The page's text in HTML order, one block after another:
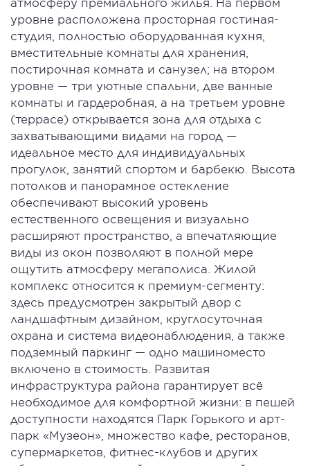
уровне расположена просторная гостиная-
студия, полностью оборудованная кухня,
вместительные комнаты для хранения,
постирочная комната и санузел; на втором
уровне — три уютные спальни, две ванные
комнаты и гардеробная, а на третьем уровне
(террасе) открывается зона для отдыха с
захватывающими видами на город —
идеальное место для индивидуальных
прогулок, занятий спортом и барбекю. Высота
потолков и панорамное остекление
обеспечивают высокий уровень
естественного освещения и визуально
расширяют пространство, а впечатляющие
виды из окон позволяют в полной мере
ощутить атмосферу мегаполиса. Жилой
комплекс относится к премиум-сегменту:
здесь предусмотрен закрытый двор с
ландшафтным дизайном, круглосуточная
охрана и система видеонаблюдения, а также
подземный паркинг — одно машиноместо
включено в стоимость. Развитая
инфраструктура района гарантирует всё
необходимое для комфортной жизни: в пешей
доступности находятся Парк Горького и арт-
парк «Музеон», множество кафе, ресторанов,
супермаркетов, фитнес-клубов и других